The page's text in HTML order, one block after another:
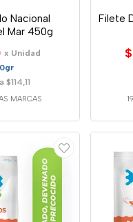
Nacional
Mar 450g
x Unidad
MARCAS
Filete